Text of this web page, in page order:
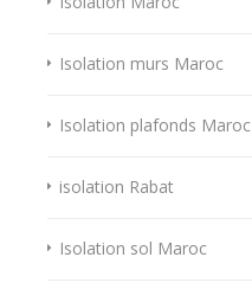
Isolation murs Maroc
Isolation plafonds Maroc
isolation Rabat
Isolation sol Maroc